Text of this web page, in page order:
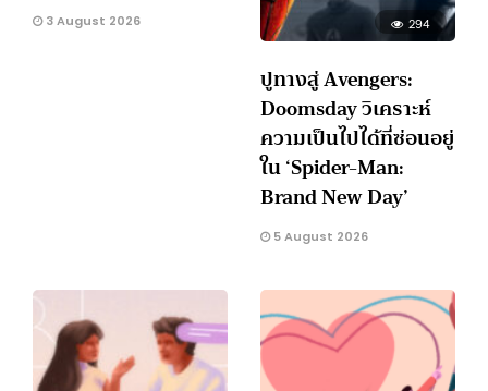
3 August 2026 294
ปูทางสู่ Avengers:
Doomsday วิเคราะห์
ความเป็นไปได้ที่ซ่อนอยู่
ใน ‘Spider-Man:
Brand New Day’
5 August 2026